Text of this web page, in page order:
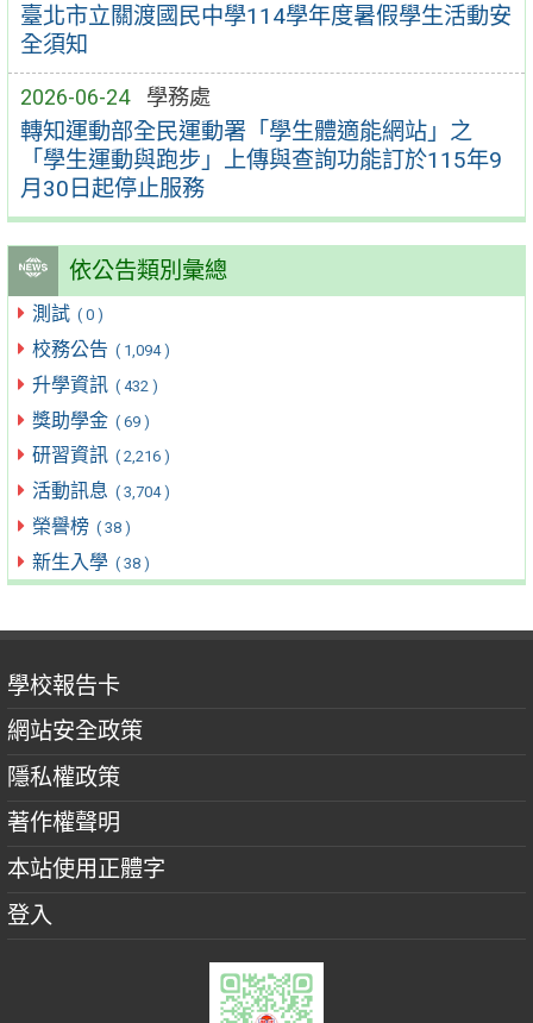
臺北市立關渡國民中學114學年度暑假學生活動安
全須知
2026-06-24 學務處
轉知運動部全民運動署「學生體適能網站」之
「學生運動與跑步」上傳與查詢功能訂於115年9
月30日起停止服務
依公告類別彙總
測試 ( 0 )
校務公告 ( 1,094 )
升學資訊 ( 432 )
獎助學金 ( 69 )
研習資訊 ( 2,216 )
活動訊息 ( 3,704 )
榮譽榜 ( 38 )
新生入學 ( 38 )
學校報告卡
網站安全政策
隱私權政策
著作權聲明
本站使用正體字
登入